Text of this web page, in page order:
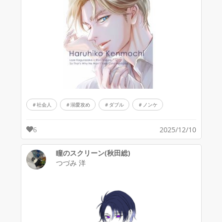
社会人 溺愛攻め ダブル ノンケ
6 2025/12/10
瞳のスクリーン(秋田総)
つづみ 洋